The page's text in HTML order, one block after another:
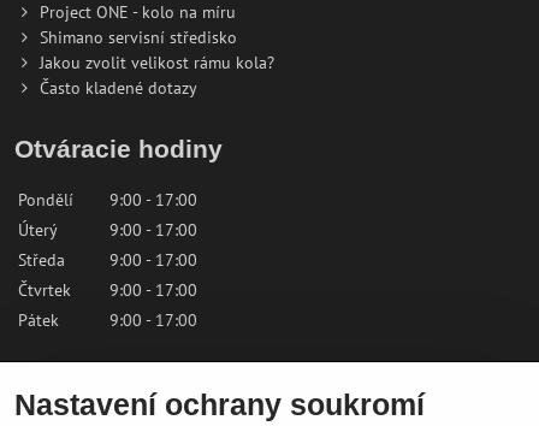
Project ONE - kolo na míru
Shimano servisní středisko
Jakou zvolit velikost rámu kola?
Často kladené dotazy
Otváracie hodiny
Pondělí
9:00 - 17:00
Úterý
9:00 - 17:00
Středa
9:00 - 17:00
Čtvrtek
9:00 - 17:00
Pátek
9:00 - 17:00
Neděle
Zavřeno
Nastavení ochrany soukromí